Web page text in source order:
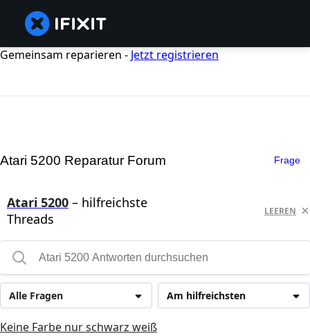
Gemeinsam reparieren - Jetzt registrieren
Atari 5200 Reparatur Forum Frage
Atari 5200 – hilfreichste
Threads
LEEREN
Am hilfreichsten
Alle Fragen
Keine Farbe nur schwarz weiß